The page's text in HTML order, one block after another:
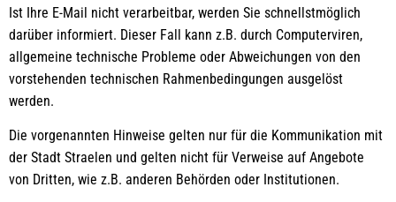
Ist Ihre E-Mail nicht verarbeitbar, werden Sie schnellstmöglich
darüber informiert. Dieser Fall kann z.B. durch Computerviren,
allgemeine technische Probleme oder Abweichungen von den
vorstehenden technischen Rahmenbedingungen ausgelöst
werden.
Die vorgenannten Hinweise gelten nur für die Kommunikation mit
der Stadt Straelen und gelten nicht für Verweise auf Angebote
von Dritten, wie z.B. anderen Behörden oder Institutionen.